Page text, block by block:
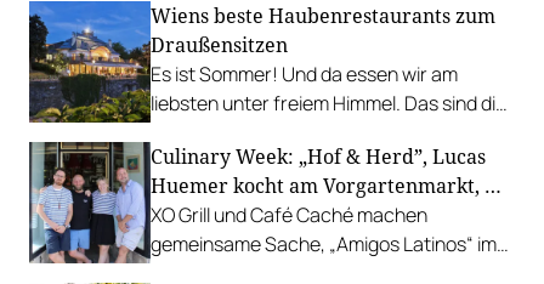
Wiens beste Haubenrestaurants zum
Draußensitzen
Es ist Sommer! Und da essen wir am
liebsten unter freiem Himmel. Das sind die
Gastgarten.
Culinary Week: „Hof & Herd”, Lucas
Huemer kocht am Vorgartenmarkt, …
XO Grill und Café Caché machen
gemeinsame Sache, „Amigos Latinos“ im